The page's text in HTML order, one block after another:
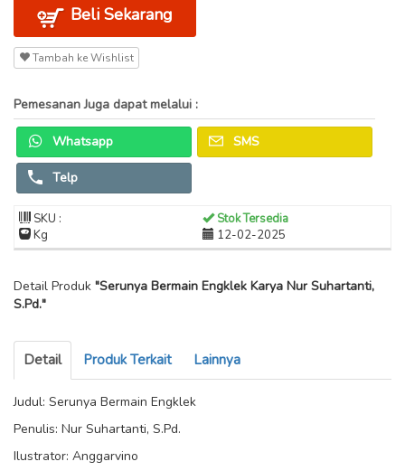
Beli Sekarang
Tambah ke Wishlist
Pemesanan Juga dapat melalui :
Whatsapp SMS
Telp
SKU :
Stok Tersedia
Kg
12-02-2025
Detail Produk "Serunya Bermain Engklek Karya Nur Suhartanti,
S.Pd."
Detail Produk Terkait Lainnya
Judul: Serunya Bermain Engklek
Penulis: Nur Suhartanti, S.Pd.
Ilustrator: Anggarvino